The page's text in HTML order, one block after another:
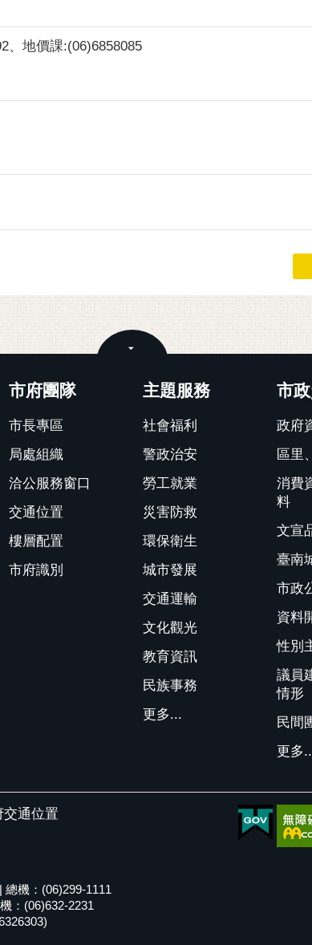
、地價課:(06)6858085
市府團隊
市長專區
局處組織
洽公服務窗口
交通位置
樓層配置
市府識別
主題服務
社會福利
警政治安
勞工就業
災害防救
環保衛生
城市發展
交通運輸
文化觀光
教育資訊
民族事務
更多...
市
政府
區里
消費
料
文宣
臺南
市政
資料
性別
議員
情形
民間
更多
交通位置
機：(06)299-1111
：(06)632-2231